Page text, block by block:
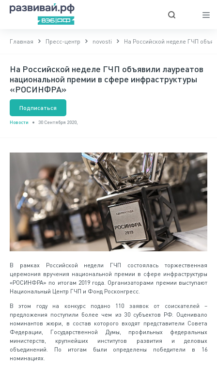
Главная Пресс-центр novosti На Российской неделе ГЧП
На Российской неделе ГЧП объявили лауреатов
национальной премии в сфере инфраструктуры
«РОСИНФРА»
Подписаться
Новости 30 Сентября 2020,
В рамках Российской недели ГЧП состоялась торжественная
церемония вручения национальной премии в сфере инфраструктуры
«РОСИНФРА» по итогам 2019 года. Организаторами премии выступают
Национальный Центр ГЧП и Фонд Росконгресс.
В этом году на конкурс подано 110 заявок от соискателей –
предложения поступили более чем из 30 субъектов РФ. Оценивало
номинантов жюри, в состав которого входят представители Совета
Федерации, Государственной Думы, профильных федеральных
министерств, крупнейших институтов развития и деловых
объединений. По итогам были определены победители в 16
номинациях.